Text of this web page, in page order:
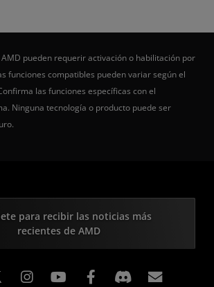
pueden requerir activación o habilitación por
funciones compatibles pueden variar según el
las funciones específicas con el
Ninguna tecnología o producto puede ser
para recibir las noticias más
recientes de AMD
Instagram Facebook